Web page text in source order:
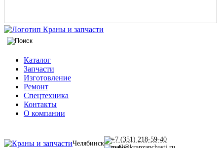
Каталог
Запчасти
Изготовление
Ремонт
Спецтехника
Контакты
О компании
Челябинск
+7 (351) 218-59-40